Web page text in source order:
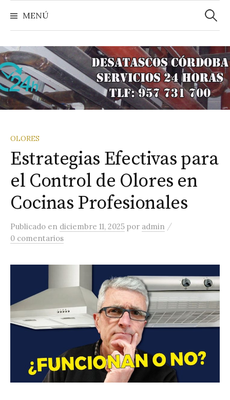
al
contenido
MENÚ
OLORES
Estrategias Efectivas para
el Control de Olores en
Cocinas Profesionales
Publicado en diciembre 11, 2025 por admin /
0 comentarios